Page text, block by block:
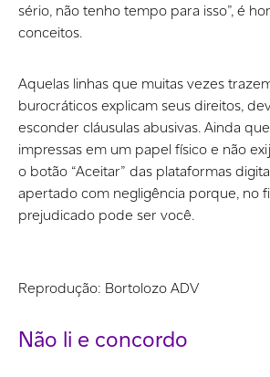
sério, não tenho tempo para isso”, é
conceitos.
Aquelas linhas que muitas vezes
burocráticos explicam seus direitos,
esconder cláusulas abusivas. Ainda
impressas em um papel físico e não
o botão “Aceitar” das plataformas
apertado com negligência porque, no
prejudicado pode ser você.
Reprodução: Bortolozo ADV
Não li e concordo